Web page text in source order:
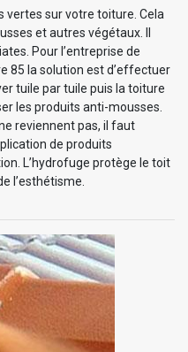
vertes sur votre toiture. Cela
et autres végétaux. Il
Pour l’entreprise de
85 la solution est d’effectuer
tuile par tuile puis la toiture
les produits anti-mousses.
reviennent pas, il faut
de produits
L’hydrofuge protège le toit
l’esthétisme.